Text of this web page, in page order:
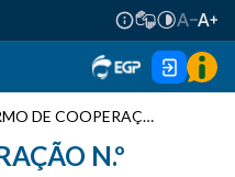
DE COOPERAÇÃO N.º 16/2022
N.º